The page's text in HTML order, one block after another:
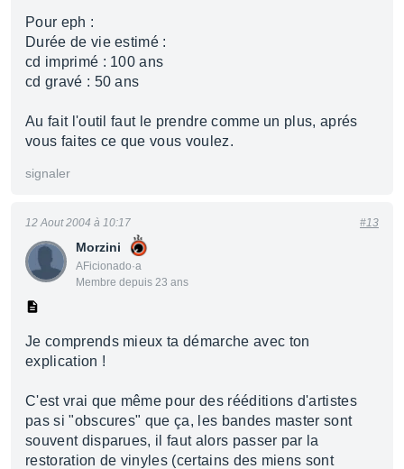
Pour eph :
Durée de vie estimé :
cd imprimé : 100 ans
cd gravé : 50 ans
Au fait l'outil faut le prendre comme un plus, aprés
vous faites ce que vous voulez.
signaler
Morzini
AFicionado·a
Membre depuis 23 ans
12 Aout 2004 à 10:17 #13
Je comprends mieux ta démarche avec ton
explication !
C'est vrai que même pour des rééditions d'artistes
pas si "obscures" que ça, les bandes master sont
souvent disparues, il faut alors passer par la
restoration de vinyles (certains des miens sont